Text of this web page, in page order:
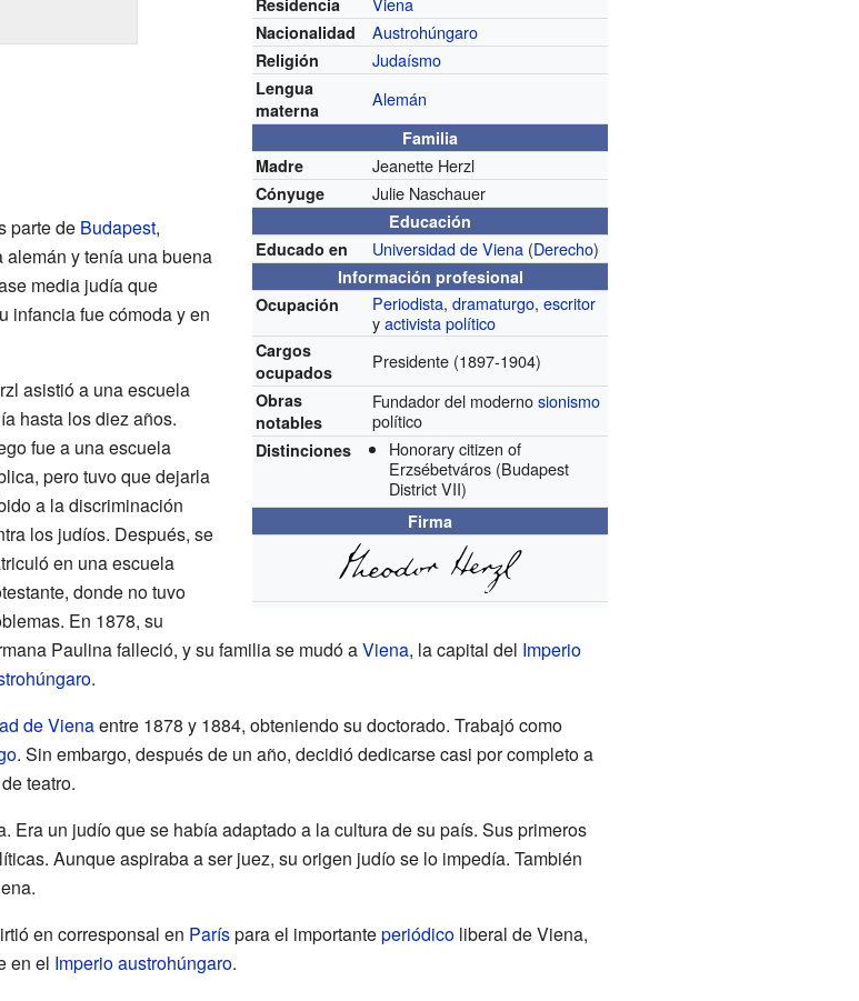
Residencia
Nacionalidad Austrohúngaro
Religión Judaísmo
Lengua
materna
Alemán
Familia
Madre
Jeanette Herzl
Cónyuge Julie Naschauer
Educación
Educado en
Universidad de Viena (Derecho)
Información profesional
Ocupación
Periodista,dramaturgo,escritor
yactivista político
Cargos
ocupados
Presidente (1897-1904)
Obras
notables
Fundador del modernosionismo
político
Distinciones
Honorary citizen of
Erzsébetváros (Budapest
District VII)
Firma
parte de Budapest,
y tenía una buena
media judía que
infancia fue cómoda y en
asistió a una escuela
hasta los diez años.
fue a una escuela
pero tuvo que dejarla
a la discriminación
los judíos. Después, se
en una escuela
donde no tuvo
En 1878, su
Paulina falleció, y su familia se mudó aViena, la capital del Imperio
.
de Vienaentre 1878 y 1884, obteniendo su doctorado. Trabajó como
. Sin embargo, después de un año, decidió dedicarse casi por completo a
teatro.
Era un judío que se había adaptado a la cultura de su país. Sus primeros
Aunque aspiraba a ser juez, su origen judío se lo impedía. También
en corresponsal en Paríspara el importanteperiódicoliberal de Viena,
en el Imperio austrohúngaro.